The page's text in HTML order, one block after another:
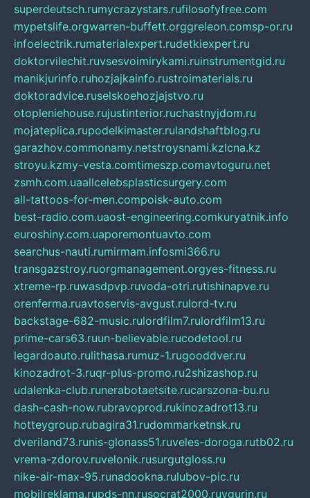
superdeutsch.rumycrazystars.rufilosofyfree.com
mypetslife.orgwarren-buffett.orggreleon.comsp-or.ru
infoelectrik.rumaterialexpert.rudetkiexpert.ru
doktorvilechit.ruvsesvoimirykami.ruinstrumentgid.ru
manikjurinfo.ruhozjajkainfo.rustroimaterials.ru
doktoradvice.ruselskoehozjajstvo.ru
otopleniehouse.rujustinterior.ruchastnyjdom.ru
mojateplica.rupodelkimaster.rulandshaftblog.ru
garazhov.commonamy.netstroysnami.kzlcna.kz
stroyu.kzmy-vesta.comtimeszp.comavtoguru.net
zsmh.com.uaallcelebsplasticsurgery.com
all-tattoos-for-men.compoisk-auto.com
best-radio.com.uaost-engineering.comkuryatnik.info
euroshiny.com.uaporemontuavto.com
searchus-nauti.rumirmam.infosmi366.ru
transgazstroy.ruorgmanagement.orgyes-fitness.ru
xtreme-rp.ruwasdpvp.ruvoda-otri.rutishinapve.ru
orenferma.ruavtoservis-avgust.rulord-tv.ru
backstage-682-music.rulordfilm7.rulordfilm13.ru
prime-cars63.ruun-believable.rucodetool.ru
legardoauto.rulithasa.rumuz-1.rugooddver.ru
kinozadrot-3.ruqr-plus-promo.ru2shizashop.ru
udalenka-club.runerabotaetsite.rucarszona-bu.ru
dash-cash-now.rubravoprod.rukinozadrot13.ru
hotteygroup.rubagira31.rudommarketnsk.ru
dveriland73.runis-glonass51.ruveles-doroga.rutb02.ru
vrema-zdorov.ruvelonik.rusurgutgloss.ru
nike-air-max-95.runadookna.rulubov-pic.ru
mobilreklama.rupds-nn.rusocrat2000.ruvgurin.ru